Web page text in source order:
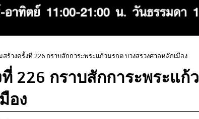
ร้างครั้งที่ 226 กราบสักการะพระแก้วมรกต บวงสรวงศาลหลักเมือง
226 กราบสักการะพระแก้ว
อง